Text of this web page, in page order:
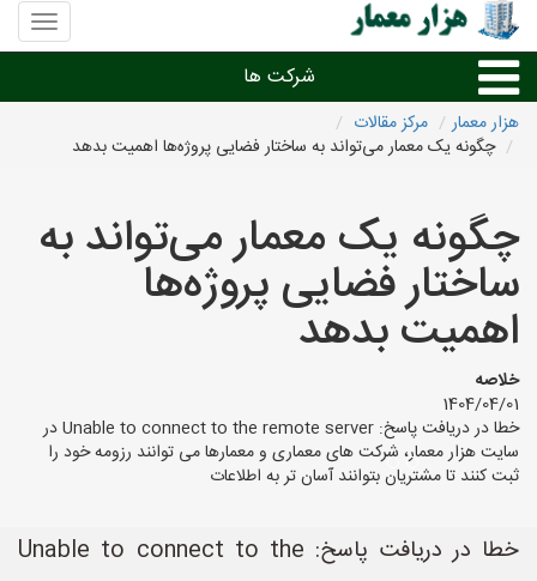
منوی
سایت
معمار
شرکت ها
طراحی داخلی و دکوراسیون داخلی
دیگر امور معماری
شرکت های معماری شهرها
هزار معمار
مرکز مقالات
چگونه یک معمار می‌تواند به ساختار فضایی پروژه‌ها اهمیت بدهد
چگونه یک معمار می‌تواند به
ساختار فضایی پروژه‌ها
اهمیت بدهد
خلاصه
1404/04/01
خطا در دریافت پاسخ: Unable to connect to the remote server در
سایت هزار معمار، شرکت های معماری و معمارها می توانند رزومه خود را
ثبت کنند تا مشتریان بتوانند آسان تر به اطلاعات
خطا در دریافت پاسخ: Unable to connect to the